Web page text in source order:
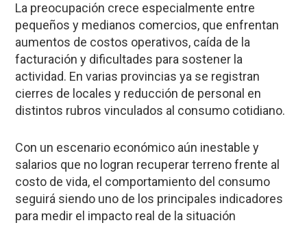
La preocupación crece especialmente entre
pequeños y medianos comercios, que enfrentan
aumentos de costos operativos, caída de la
facturación y dificultades para sostener la
actividad. En varias provincias ya se registran
cierres de locales y reducción de personal en
distintos rubros vinculados al consumo cotidiano.
Con un escenario económico aún inestable y
salarios que no logran recuperar terreno frente al
costo de vida, el comportamiento del consumo
seguirá siendo uno de los principales indicadores
para medir el impacto real de la situación